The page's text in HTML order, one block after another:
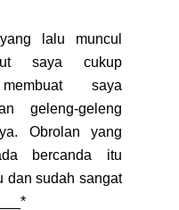
lalu muncul
saya cukup
saya
geleng-geleng
Obrolan yang
bercanda itu
dan sudah sangat